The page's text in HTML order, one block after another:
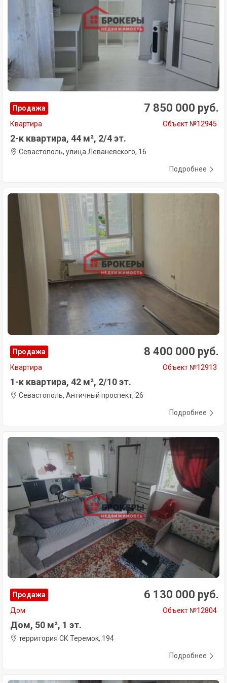
Продажа 7 850 000 руб.
Квартира Объект №12945
2-к квартира, 44 м², 2/4 эт.
Севастополь, улица Леваневского, 16
Подробнее
Продажа 8 400 000 руб.
Квартира Объект №12913
1-к квартира, 42 м², 2/10 эт.
Севастополь, Античный проспект, 26
Подробнее
Продажа 6 130 000 руб.
Дом Объект №12804
Дом, 50 м², 1 эт.
территория СК Теремок, 194
Подробнее